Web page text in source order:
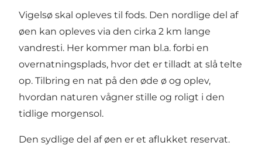
Vigelsø skal opleves til fods. Den nordlige del af
øen kan opleves via den cirka 2 km lange
vandresti. Her kommer man bl.a. forbi en
overnatningsplads, hvor det er tilladt at slå telte
op. Tilbring en nat på den øde ø og oplev,
hvordan naturen vågner stille og roligt i den
tidlige morgensol.
Den sydlige del af øen er et aflukket reservat.